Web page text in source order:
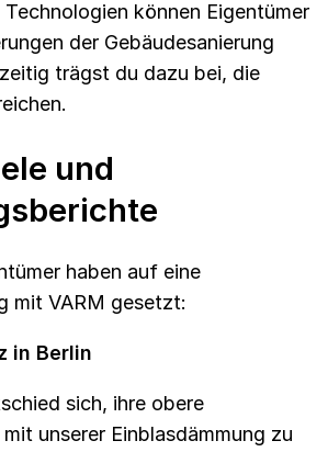
Technologien können Eigentümer
der Gebäudesanierung
trägst du dazu bei, die
und
haben auf eine
mit VARM gesetzt:
in Berlin
sich, ihre obere
unserer Einblasdämmung zu